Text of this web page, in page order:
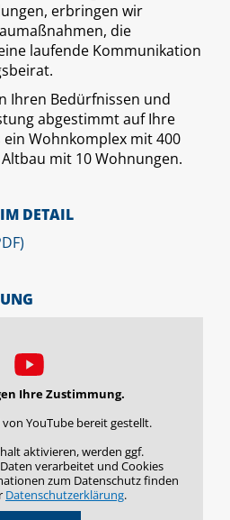
erbringen wir
die
laufende Kommunikation
Ihren Bedürfnissen und
abgestimmt auf Ihre
ein Wohnkomplex mit 400
mit 10 Wohnungen.
DETAIL
Ihre Zustimmung.
YouTube bereit gestellt.
aktivieren, werden ggf.
verarbeitet und Cookies
zum Datenschutz finden
Datenschutzerklärung.